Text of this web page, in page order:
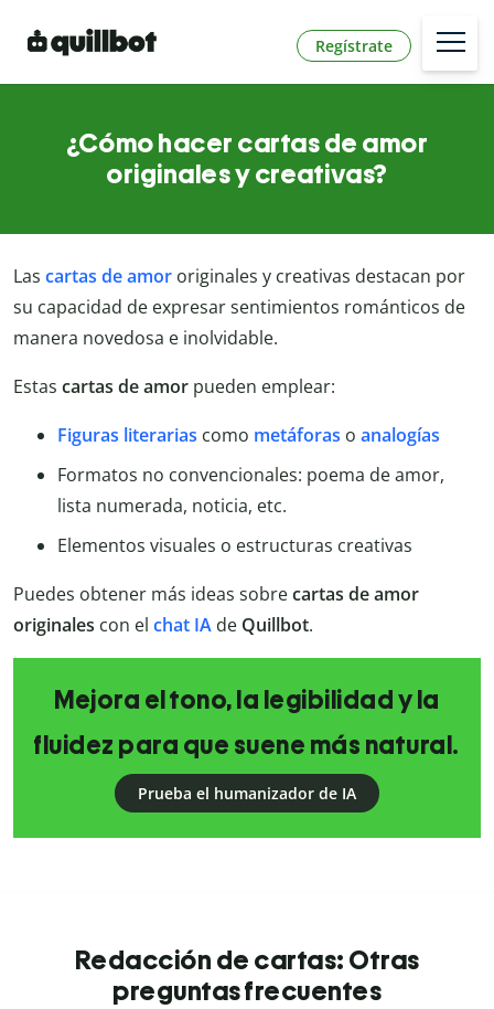
Regístrate
¿Cómo hacer cartas de amor
originales y creativas?
Las cartas de amor originales y creativas destacan por
su capacidad de expresar sentimientos románticos de
manera novedosa e inolvidable.
Estas cartas de amor pueden emplear:
Figuras literarias como metáforas o analogías
Formatos no convencionales: poema de amor,
lista numerada, noticia, etc.
Elementos visuales o estructuras creativas
Puedes obtener más ideas sobrecartas de amor
originales con el chat IA de Quillbot.
Mejora el tono, la legibilidad y la
fluidez para que suene más natural.
Prueba el humanizador de IA
Redacción de cartas: Otras
preguntas frecuentes